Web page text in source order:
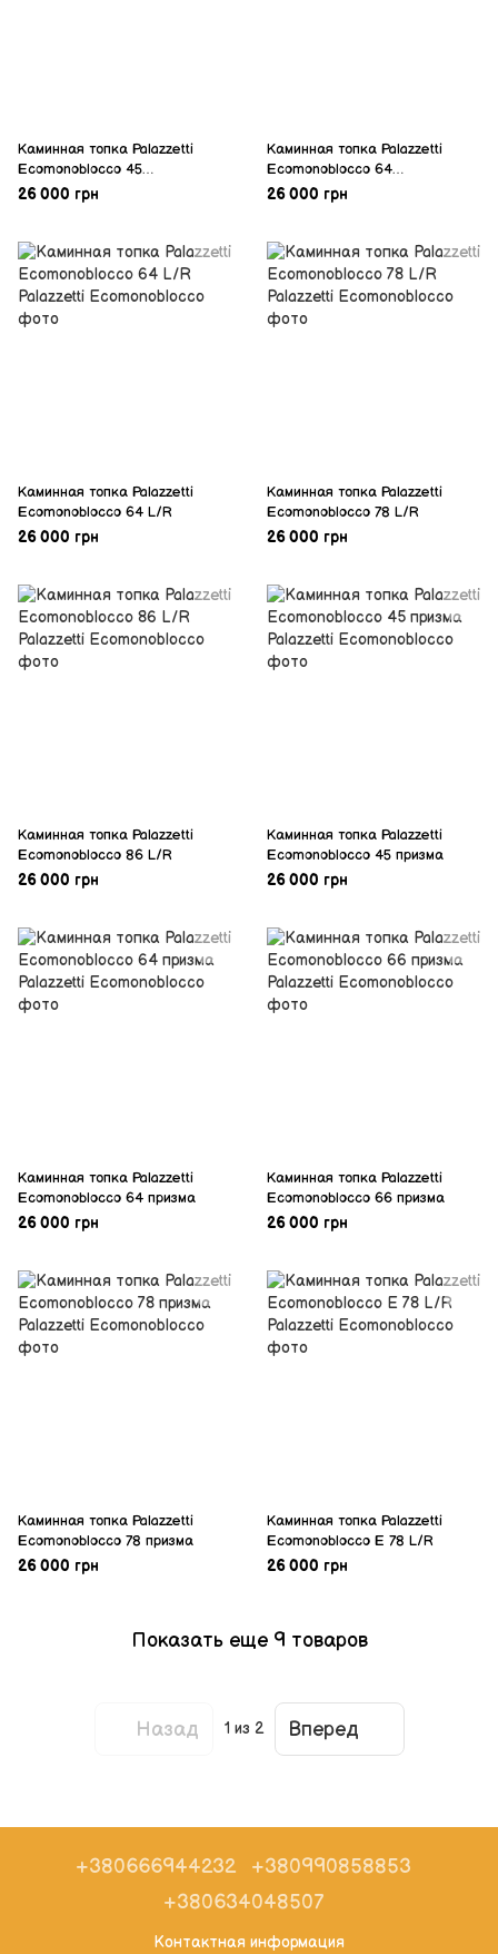
Каминная топка Palazzetti
Ecomonoblocco 45
фронтальная
26 000 грн
Каминная топка Palazzetti
Ecomonoblocco 64
фронтальная
26 000 грн
Каминная топка Palazzetti
Ecomonoblocco 64 L/R
26 000 грн
Каминная топка Palazzetti
Ecomonoblocco 78 L/R
26 000 грн
Каминная топка Palazzetti
Ecomonoblocco 86 L/R
26 000 грн
Каминная топка Palazzetti
Ecomonoblocco 45 призма
26 000 грн
Каминная топка Palazzetti
Ecomonoblocco 64 призма
26 000 грн
Каминная топка Palazzetti
Ecomonoblocco 66 призма
26 000 грн
Каминная топка Palazzetti
Ecomonoblocco 78 призма
26 000 грн
Каминная топка Palazzetti
Ecomonoblocco E 78 L/R
26 000 грн
Показать еще 9 товаров
Назад 1 из 2 Вперед
+380666944232
+380990858853
+380634048507
Контактная информация